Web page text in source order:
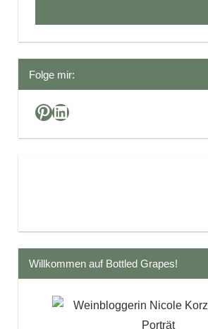
Folge mir:
Pinterest
LinkedIn
Willkommen auf Bottled Grapes!